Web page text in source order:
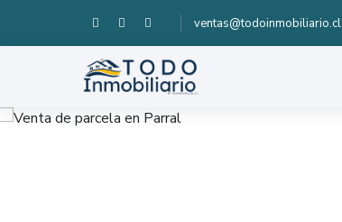
ventas@todoinmobiliario.cl